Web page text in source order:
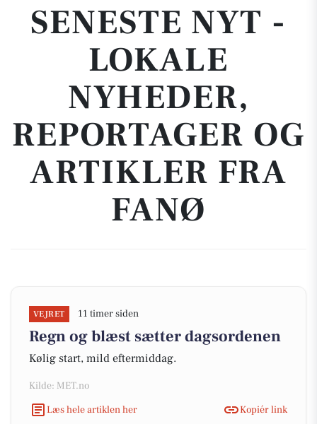
SENESTE NYT -
LOKALE
NYHEDER,
REPORTAGER OG
ARTIKLER FRA
FANØ
VEJRET 11 timer siden
Regn og blæst sætter dagsordenen
Kølig start, mild eftermiddag.
Kilde: MET.no
Læs hele artiklen her
Kopiér link